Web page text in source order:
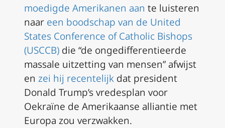
moedigde Amerikanen aan te luisteren
naar een boodschap van de United
States Conference of Catholic Bishops
(USCCB) die “de ongedifferentieerde
massale uitzetting van mensen” afwijst
en zei hij recentelijk dat president
Donald Trump’s vredesplan voor
Oekraïne de Amerikaanse alliantie met
Europa zou verzwakken.